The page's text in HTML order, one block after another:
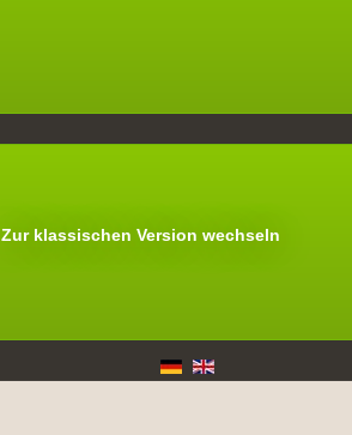
Zur klassischen Version wechseln